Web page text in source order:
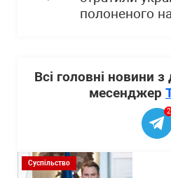
полоненого
Всі головні новини
месенджер
2
Суспільство